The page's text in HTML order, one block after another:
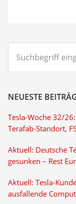
eingeben...
NEUESTE
Tesla-Woche 32/
Terafab-Standort,
Aktuell: Deutsche
gesunken – Rest
Aktuell: Tesla-
ausfallende